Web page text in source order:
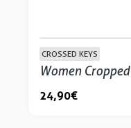
CROSSED KEYS
Women
24,90 €